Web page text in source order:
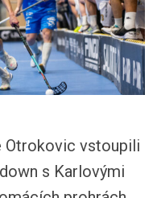
Otrokovic vstoupili
s Karlovými